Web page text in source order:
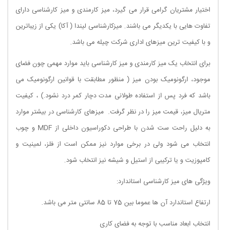
اختیار مشتریان گرامی قرار می گیرد، میز کارمندی و میز کارشناسی دارای
تفاوت هایی با یکدیگر می باشند. میزکارشناسی لیندا ( آکا) یکی از زیباترین
و با کیفیت ترین میزهای اداری شرکت چیله می باشد.
برای انتخاب یک میز کارمندی و میز کارشناسی باید موارد مهمی چون فضای
موجود، ارگونومیک بودن میز ( منظور مطابقت با قوانین ارگونومیک می
باشد که فرد پس از استفاده طولانی مدت دچار کمر درد نشود.) ، کیفیت
متریال میز، قیمت میز را در نظر گرفت. میزهای کارشناسی در بیشتر موارد
به دلیل راحت ست شدن با طراحی دکوراسیون داخلی از MDF و چوب
انتخاب می شود ولی در برخی موارد نیز ممکن است از فلز، لمینیت و
کامپوزیت و یا ترکیبی از استیل و شیشه نیز انتخاب شود.
ویژگی های میز کارشناسی استاندارد:
ارتفاع استاندارد آن ها عموما بین 75 تا 85 سانتی‌‌ متر می باشد.
انتخاب ابعاد مناسب با توجه به فضای کاری